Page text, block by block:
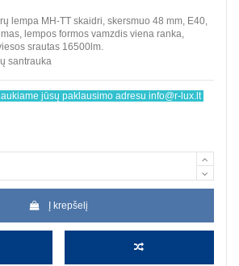
lempa MH-TT skaidri, skersmuo 48 mm, E40,
lempos formos vamzdis viena ranka,
srautas 16500lm.
santrauka
jūsų paklausimo adresu info@r-lux.lt
Į krepšelį